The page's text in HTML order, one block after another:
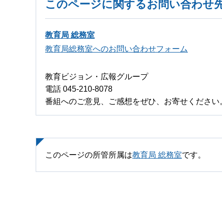
このページに関するお問い合わせ
教育局 総務室
教育局総務室へのお問い合わせフォーム
教育ビジョン・広報グループ
電話 045-210-8078
番組へのご意見、ご感想をぜひ、お寄せください
このページの所管所属は教育局 総務室です。